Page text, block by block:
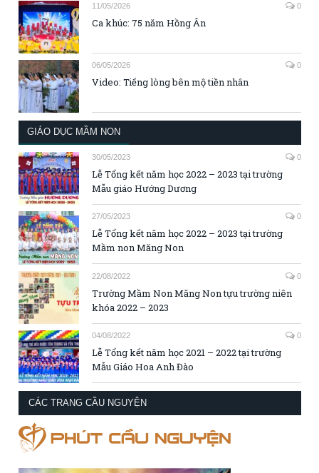
11/05/2026 0
Ca khúc: 75 năm Hồng Ân
06/05/2026 0
Video: Tiếng lòng bên mộ tiền nhân
GIÁO DỤC MẦM NON
30/05/2023 0
Lễ Tổng kết năm học 2022 – 2023 tại trường
Mẫu giáo Hướng Dương
27/05/2023 0
Lễ Tổng kết năm học 2022 – 2023 tại trường
Mầm non Măng Non
22/08/2022 0
Trường Mầm Non Măng Non tựu trường niên
khóa 2022 – 2023
04/08/2022 0
Lễ Tổng kết năm học 2021 – 2022 tại trường
Mẫu Giáo Hoa Anh Đào
CÁC TRANG CẦU NGUYỆN